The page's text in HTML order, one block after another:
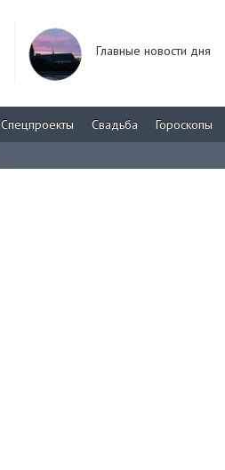
Главные новости дня
Спецпроекты Свадьба
Гороскопы